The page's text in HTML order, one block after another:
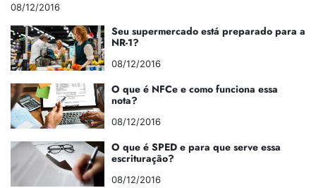
08/12/2016
Seu supermercado está preparado para a
NR-1?
08/12/2016
O que é NFCe e como funciona essa
nota?
08/12/2016
O que é SPED e para que serve essa
escrituração?
08/12/2016